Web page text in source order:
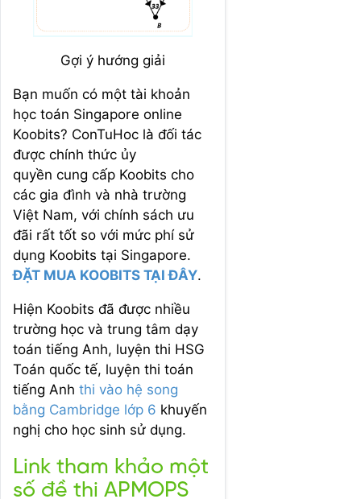
Gợi ý hướng giải
Bạn muốn có một tài khoản
học toán Singapore online
Koobits? ConTuHoc là đối tác
được chính thức ủy
quyền cung cấp Koobits cho
các gia đình và nhà trường
Việt Nam, với chính sách ưu
đãi rất tốt so với mức phí sử
dụng Koobits tại Singapore.
ĐẶT MUA KOOBITS TẠI ĐÂY.
Hiện Koobits đã được nhiều
trường học và trung tâm dạy
toán tiếng Anh, luyện thi HSG
Toán quốc tế, luyện thi toán
tiếng Anh thi vào hệ song
bằng Cambridge lớp 6 khuyến
nghị cho học sinh sử dụng.
Link tham khảo một
số đề thi APMOPS